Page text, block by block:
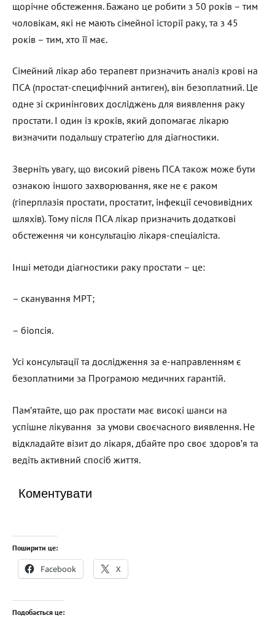
щорічне обстеження. Бажано це робити з 50 років – тим
чоловікам, які не мають сімейної історії раку, та з 45
років – тим, хто її має.
Сімейний лікар або терапевт призначить аналіз крові на
ПСА (простат-специфічний антиген), він безоплатний. Це
одне зі скринінгових досліджень для виявлення раку
простати. І один із кроків, який допомагає лікарю
визначити подальшу стратегію для діагностики.
Зверніть увагу, що високий рівень ПСА також може бути
ознакою іншого захворювання, яке не є раком
(гіперплазія простати, простатит, інфекції сечовивідних
шляхів). Тому після ПСА лікар призначить додаткові
обстеження чи консультацію лікаря-спеціаліста.
Інші методи діагностики раку простати – це:
– сканування МРТ;
– біопсія.
Усі консультації та дослідження за е-направленням є
безоплатними за Програмою медичних гарантій.
Пам’ятайте, що рак простати має високі шанси на
успішне лікування за умови своєчасного виявлення. Не
відкладайте візит до лікаря, дбайте про своє здоров’я та
ведіть активний спосіб життя.
Коментувати
Поширити це:
Facebook X
Подобається це: